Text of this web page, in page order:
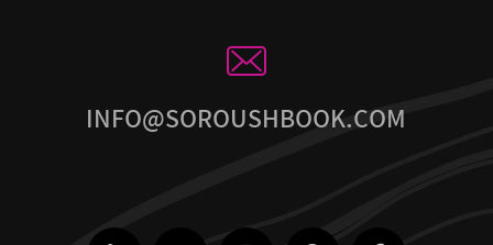
INFO@SOROUSHBOOK.COM